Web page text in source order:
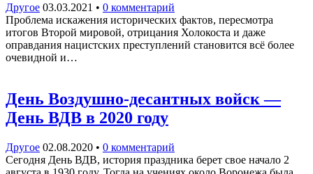
Другое 03.03.2021 • 0 комментарий
Проблема искажения исторических фактов, пересмотра
итогов Второй мировой, отрицания Холокоста и даже
оправдания нацистских преступлений становится всё более
очевидной и…
День Воздушно-десантных войск —
День ВДВ в 2020 году
Другое 02.08.2020 • 0 комментарий
Сегодня День ВДВ, история праздника берет свое начало 2